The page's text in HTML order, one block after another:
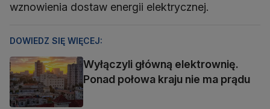
wznowienia dostaw energii elektrycznej.
DOWIEDZ SIĘ WIĘCEJ:
Wyłączyli główną elektrownię.
Ponad połowa kraju nie ma prądu